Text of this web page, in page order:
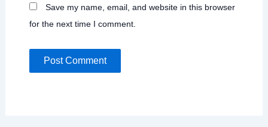
Save my name, email, and website in this browser
for the next time I comment.